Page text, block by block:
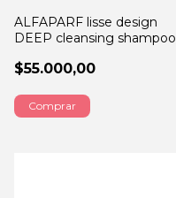
ALFAPARF lisse design
DEEP cleansing shampoo
$55.000,00